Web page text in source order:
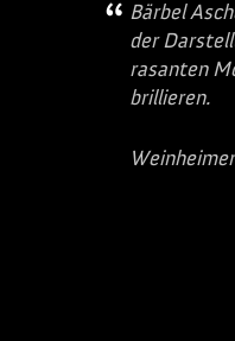
Bärbel
der
rasanten
brillieren.